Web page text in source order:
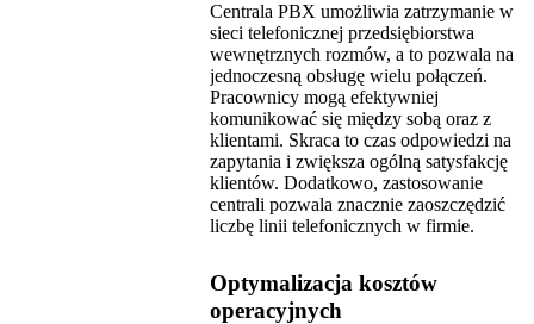
Centrala PBX umożliwia zatrzymanie w
sieci telefonicznej przedsiębiorstwa
wewnętrznych rozmów, a to pozwala na
jednoczesną obsługę wielu połączeń.
Pracownicy mogą efektywniej
komunikować się między sobą oraz z
klientami. Skraca to czas odpowiedzi na
zapytania i zwiększa ogólną satysfakcję
klientów. Dodatkowo, zastosowanie
centrali pozwala znacznie zaoszczędzić
liczbę linii telefonicznych w firmie.
Optymalizacja kosztów
operacyjnych